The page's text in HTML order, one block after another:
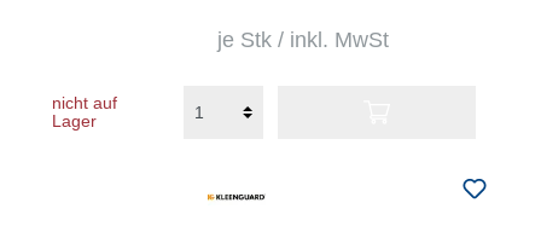
je Stk / inkl. MwSt
nicht auf
Lager